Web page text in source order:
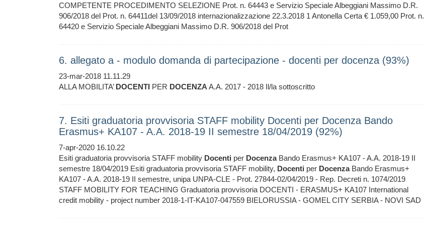
COMPETENTE PROCEDIMENTO SELEZIONE Prot. n. 64443 e Servizio Speciale Albeggiani Massimo D.R.
906/2018 del Prot. n. 64411del 13/09/2018 internazionalizzazione 22.3.2018 1 Antonella Certa € 1.059,00 Prot. n.
64420 e Servizio Speciale Albeggiani Massimo D.R. 906/2018 del Prot
6. allegato a - modulo domanda di partecipazione - docenti per docenza (93%)
23-mar-2018 11.11.29
ALLA MOBILITA’ DOCENTI PER DOCENZA A.A. 2017 - 2018 Il/la sottoscritto
7. Esiti graduatoria provvisoria STAFF mobility Docenti per Docenza Bando
Erasmus+ KA107 - A.A. 2018-19 II semestre 18/04/2019 (92%)
7-apr-2020 16.10.22
Esiti graduatoria provvisoria STAFF mobility Docenti per DocenzaBando Erasmus+ KA107 - A.A. 2018-19 II
semestre 18/04/2019 Esiti graduatoria provvisoria STAFF mobility, Docenti per DocenzaBando Erasmus+
KA107 - A.A. 2018-19 II semestre, unipa UNPA-CLE - Prot. 27844-02/04/2019 - Rep. Decreti n. 1074/2019
STAFF MOBILITY FOR TEACHING Graduatoria provvisoria DOCENTI - ERASMUS+ KA107 International
credit mobility - project number 2018-1-IT-KA107-047559 BIELORUSSIA - GOMEL CITY SERBIA - NOVI SAD